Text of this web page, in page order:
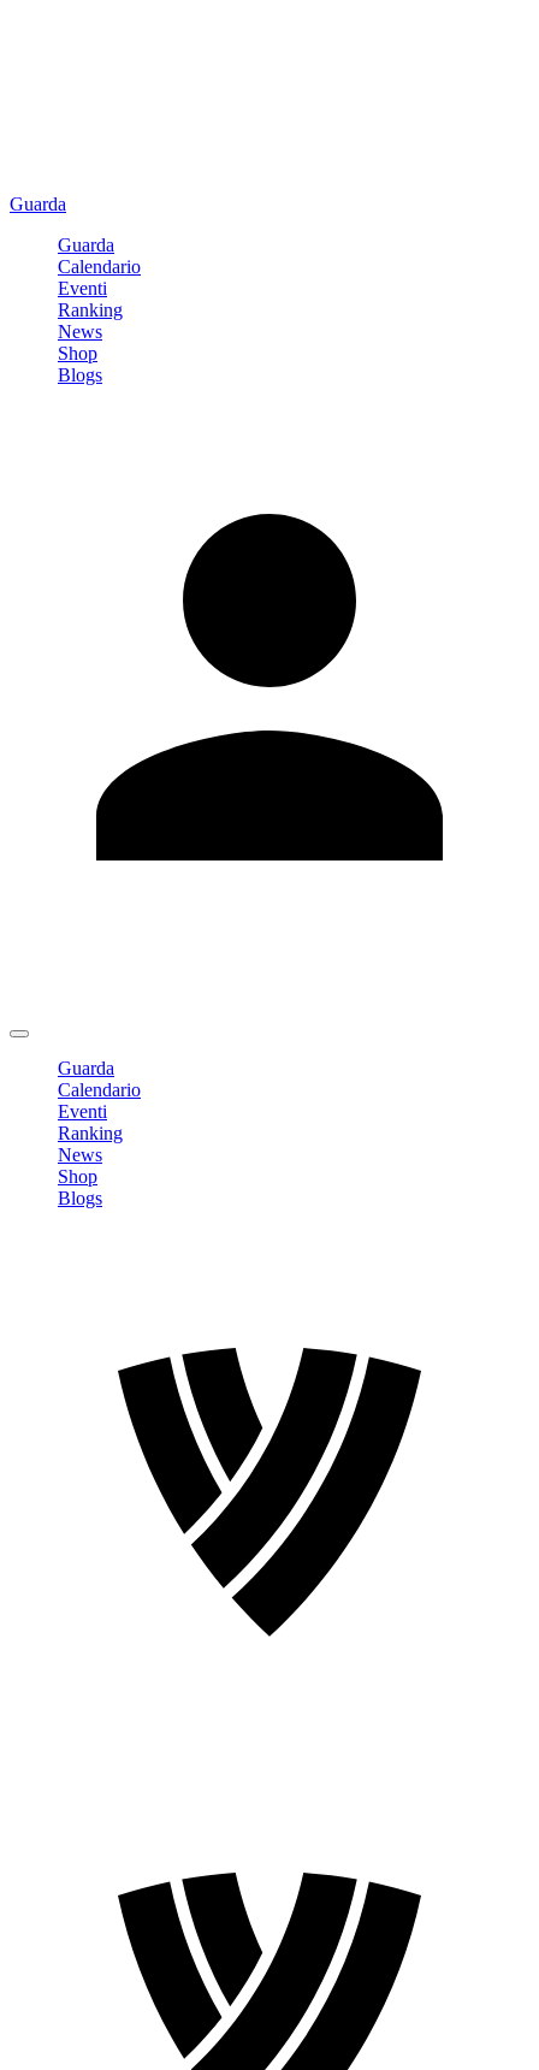
Guarda
Guarda
Calendario
Eventi
Ranking
News
Shop
Blogs
Guarda
Calendario
Eventi
Ranking
News
Shop
Blogs